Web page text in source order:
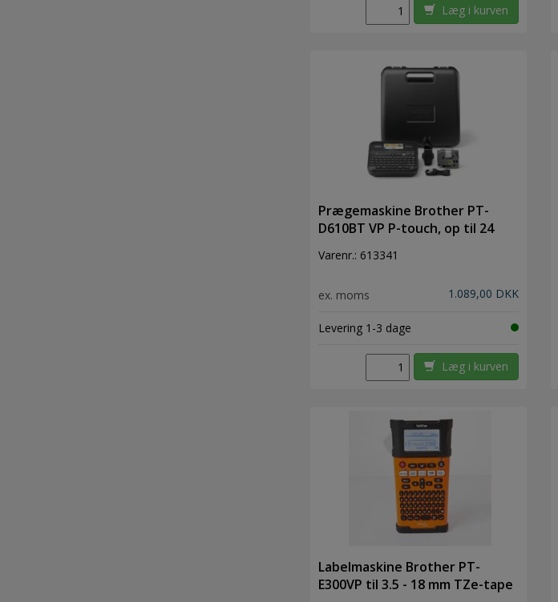
Læg i kurven
Prægemaskine Brother PT-
D610BT VP P-touch, op til 24
Varenr.: 613341
ex. moms 1.089,00 DKK
Levering 1-3 dage
Læg i kurven
Labelmaskine Brother PT-
E300VP til 3.5 - 18 mm TZe-tape